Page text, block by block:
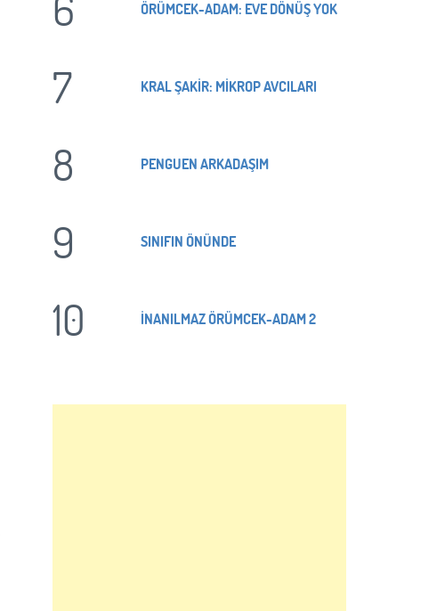
ÖRÜMCEK-ADAM: EVE DÖNÜŞ YOK
7 KRAL ŞAKİR: MİKROP AVCILARI
8 PENGUEN ARKADAŞIM
9 SINIFIN ÖNÜNDE
10 İNANILMAZ ÖRÜMCEK-ADAM 2